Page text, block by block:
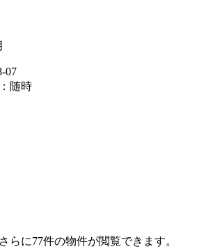
07
随時
らに77件の物件が閲覧できます。